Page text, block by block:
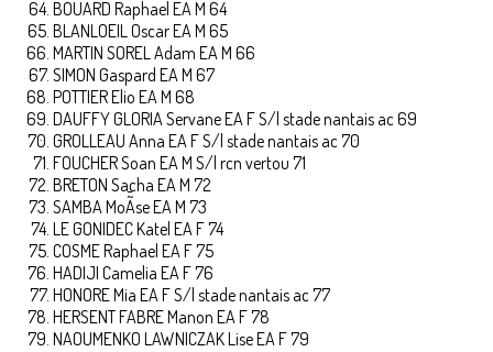
BOUARD Raphael EA M 64
BLANLOEIL Oscar EA M 65
MARTIN SOREL Adam EA M 66
SIMON Gaspard EA M 67
POTTIER Elio EA M 68
DAUFFY GLORIA Servane EA F S/l stade nantais ac 69
GROLLEAU Anna EA F S/l stade nantais ac 70
FOUCHER Soan EA M S/l rcn vertou 71
BRETON Sacha EA M 72
SAMBA MoÃ¯se EA M 73
LE GONIDEC Katel EA F 74
COSME Raphael EA F 75
HADIJI Camelia EA F 76
HONORE Mia EA F S/l stade nantais ac 77
HERSENT FABRE Manon EA F 78
NAOUMENKO LAWNICZAK Lise EA F 79